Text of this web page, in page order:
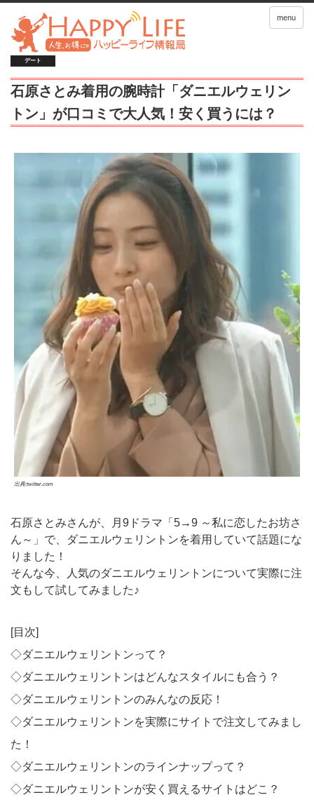
menu
デート
石原さとみ着用の腕時計「ダニエルウェリン
トン」が口コミで大人気！安く買うには？
出典:twitter.com
石原さとみさんが、月9ドラマ「5→9 ～私に恋したお坊さ
ん～」で、ダニエルウェリントンを着用していて話題にな
りました！
そんな今、人気のダニエルウェリントンについて実際に注
文もして試してみました♪
[目次]
◇ダニエルウェリントンって？
◇ダニエルウェリントンはどんなスタイルにも合う？
◇ダニエルウェリントンのみんなの反応！
◇ダニエルウェリントンを実際にサイトで注文してみまし
た！
◇ダニエルウェリントンのラインナップって？
◇ダニエルウェリントンが安く買えるサイトはどこ？